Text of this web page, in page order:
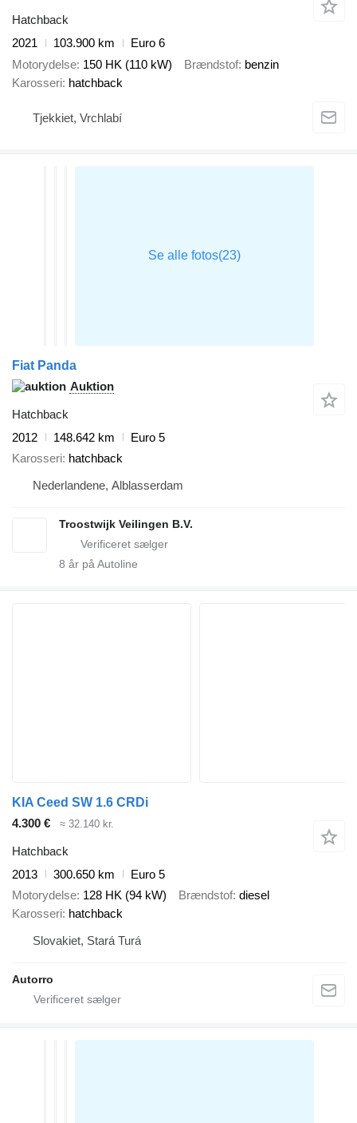
Hatchback
2021
103.900 km
Euro 6
Motorydelse 150 HK (110 kW) Brændstof benzin
Karosseri hatchback
Tjekkiet, Vrchlabí
Fiat Panda
Auktion
Hatchback
2012
148.642 km
Euro 5
Karosseri hatchback
Nederlandene, Alblasserdam
Troostwijk Veilingen B.V.
8 år på Autoline
KIA Ceed SW 1.6 CRDi
4.300 €
≈ 32.140 kr.
Hatchback
2013
300.650 km
Euro 5
Motorydelse 128 HK (94 kW) Brændstof diesel
Karosseri hatchback
Slovakiet, Stará Turá
Autorro